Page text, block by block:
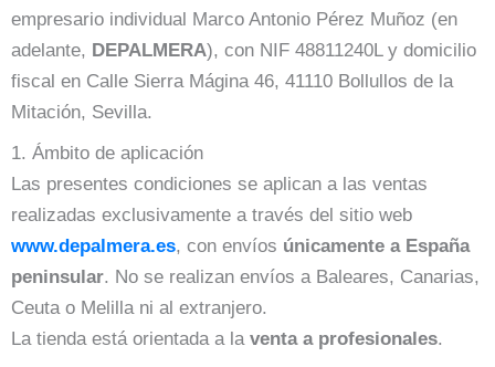
empresario individual Marco Antonio Pérez Muñoz (en
adelante, DEPALMERA), con NIF 48811240L y domicilio
fiscal en Calle Sierra Mágina 46, 41110 Bollullos de la
Mitación, Sevilla.
1. Ámbito de aplicación
Las presentes condiciones se aplican a las ventas
realizadas exclusivamente a través del sitio web
www.depalmera.es, con envíos únicamente a España
peninsular. No se realizan envíos a Baleares, Canarias,
Ceuta o Melilla ni al extranjero.
La tienda está orientada a la venta a profesionales.